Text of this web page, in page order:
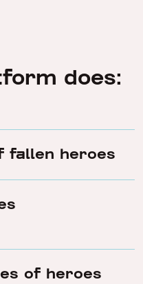
does:
fallen heroes
of heroes